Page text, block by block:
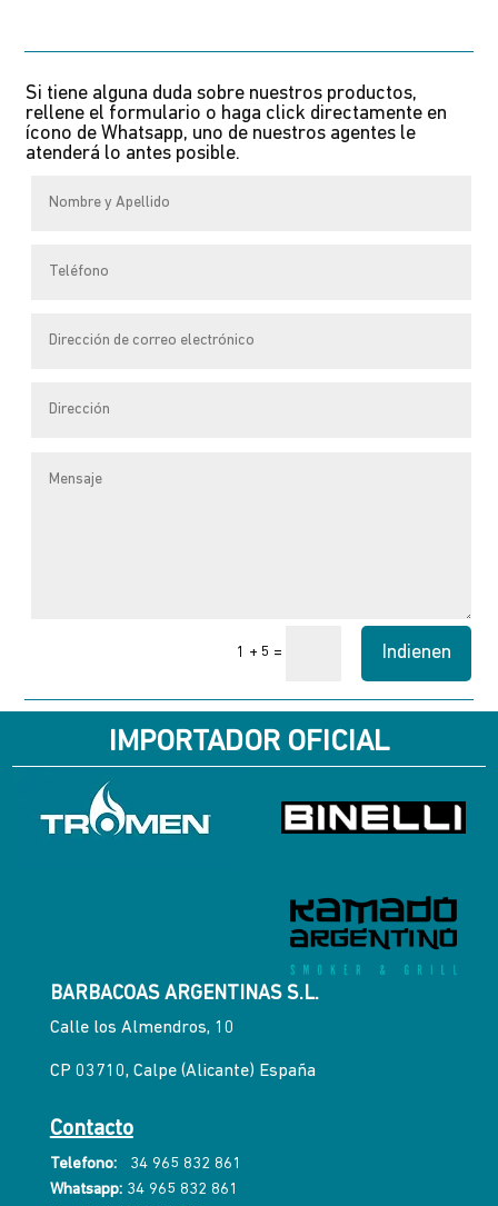
Deze
optie
kan
worden
de
Si tiene alguna duda sobre nuestros productos,
rellene el formulario o haga click directamente en
ícono de Whatsapp, uno de nuestros agentes le
atenderá lo antes posible.
1 + 5 = Indienen
IMPORTADOR OFICIAL
BARBACOAS ARGENTINAS S.L.
Calle los Almendros, 10
CP 03710, Calpe (Alicante) España
Contacto
Telefono:
34 965 832 861
Whatsapp:34 965 832 861